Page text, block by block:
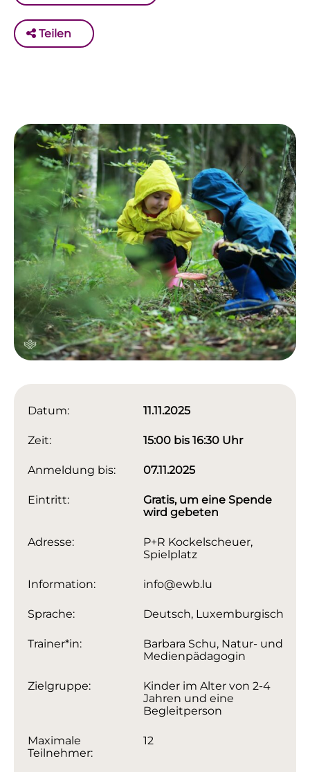
Teilen
Datum: 11.11.2025
Zeit: 15:00 bis 16:30 Uhr
Anmeldung bis: 07.11.2025
Eintritt:
Gratis, um eine Spende
wird gebeten
Adresse:
P+R Kockelscheuer,
Spielplatz
Information: info@ewb.lu
Sprache: Deutsch, Luxemburgisch
Trainer*in:
Barbara Schu, Natur- und
Medienpädagogin
Zielgruppe:
Kinder im Alter von 2-4
Jahren und eine
Begleitperson
Maximale
Teilnehmer:
12